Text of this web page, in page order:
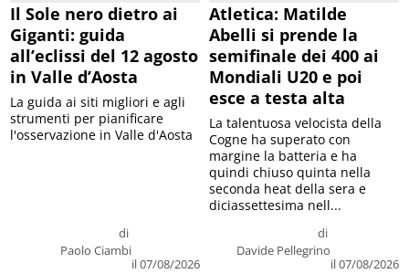
Il Sole nero dietro ai
Giganti: guida
all’eclissi del 12 agosto
in Valle d’Aosta
di
Paolo Ciambi
il 07/08/2026
La guida ai siti migliori e agli
strumenti per pianificare
l'osservazione in Valle d'Aosta
Atletica: Matilde
Abelli si prende la
semifinale dei 400 ai
Mondiali U20 e poi
esce a testa alta
di
Davide Pellegrino
il 07/08/2026
La talentuosa velocista della
Cogne ha superato con
margine la batteria e ha
quindi chiuso quinta nella
seconda heat della sera e
diciassettesima nell...